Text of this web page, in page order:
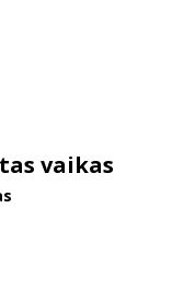
vaikas